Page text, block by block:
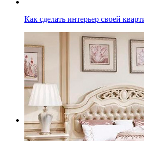
Как сделать интерьер своей